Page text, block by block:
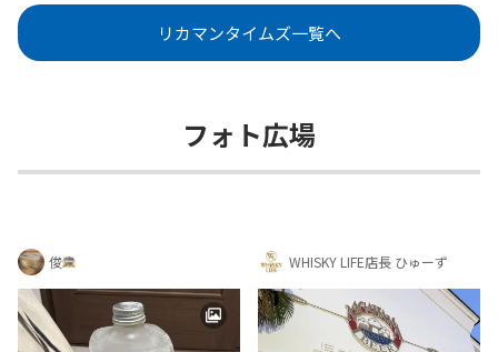
リカマンタイムズ一覧へ
フォト広場
俊 WHISKY LIFE店長 ひゅーず